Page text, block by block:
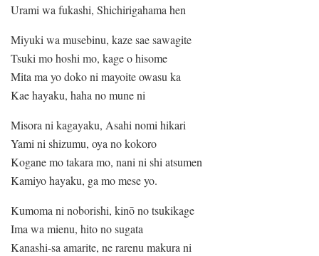
Urami wa fukashi, Shichirigahama hen
Miyuki wa musebinu, kaze sae sawagite
Tsuki mo hoshi mo, kage o hisome
Mita ma yo doko ni mayoite owasu ka
Kae hayaku, haha no mune ni
Misora ni kagayaku, Asahi nomi hikari
Yami ni shizumu, oya no kokoro
Kogane mo takara mo, nani ni shi atsumen
Kamiyo hayaku, ga mo mese yo.
Kumoma ni noborishi, kinō no tsukikage
Ima wa mienu, hito no sugata
Kanashi-sa amarite, ne rarenu makura ni